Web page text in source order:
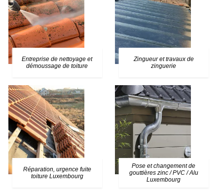
Entreprise de nettoyage et
démoussage de toiture
Zingueur et travaux de
zinguerie
Réparation, urgence fuite
toiture Luxembourg
Pose et changement de
gouttières zinc / PVC / Alu
Luxembourg